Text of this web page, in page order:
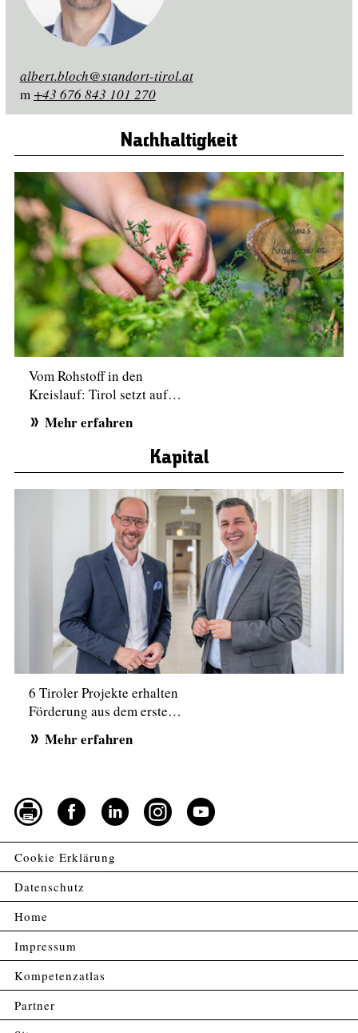
albert.bloch@standort-tirol.at
m+43 676 843 101 270
Nachhaltigkeit
Vom Rohstoff in den
Kreislauf: Tirol setzt auf…
Mehr erfahren
Kapital
6 Tiroler Projekte erhalten
Förderung aus dem erste…
Mehr erfahren
Cookie Erklärung
Datenschutz
Home
Impressum
Kompetenzatlas
Partner